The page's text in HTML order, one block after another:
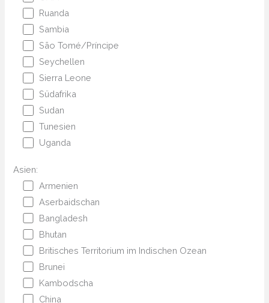
Ruanda
Sambia
São Tomé/Príncipe
Seychellen
Sierra Leone
Südafrika
Sudan
Tunesien
Uganda
Asien:
Armenien
Aserbaidschan
Bangladesh
Bhutan
Britisches Territorium im Indischen Ozean
Brunei
Kambodscha
China